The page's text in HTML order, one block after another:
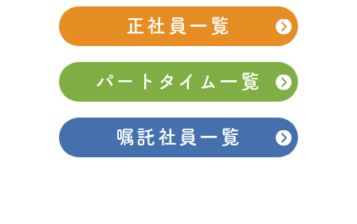
正社員一覧
パートタイム一覧
嘱託社員一覧